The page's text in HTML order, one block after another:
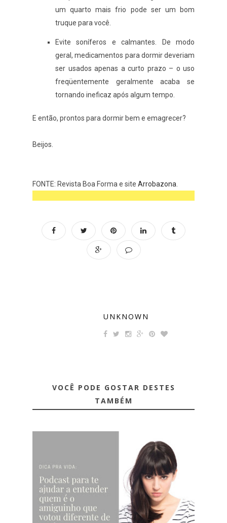
um quarto mais frio pode ser um bom
truque para você.
Evite soníferos e calmantes. De modo
geral, medicamentos para dormir deveriam
ser usados apenas a curto prazo – o uso
freqüentemente geralmente acaba se
tornando ineficaz após algum tempo.
E então, prontos para dormir bem e emagrecer?
Beijos.
FONTE: Revista Boa Forma e site Arrobazona
UNKNOWN
VOCÊ PODE GOSTAR DESTES
TAMBÉM